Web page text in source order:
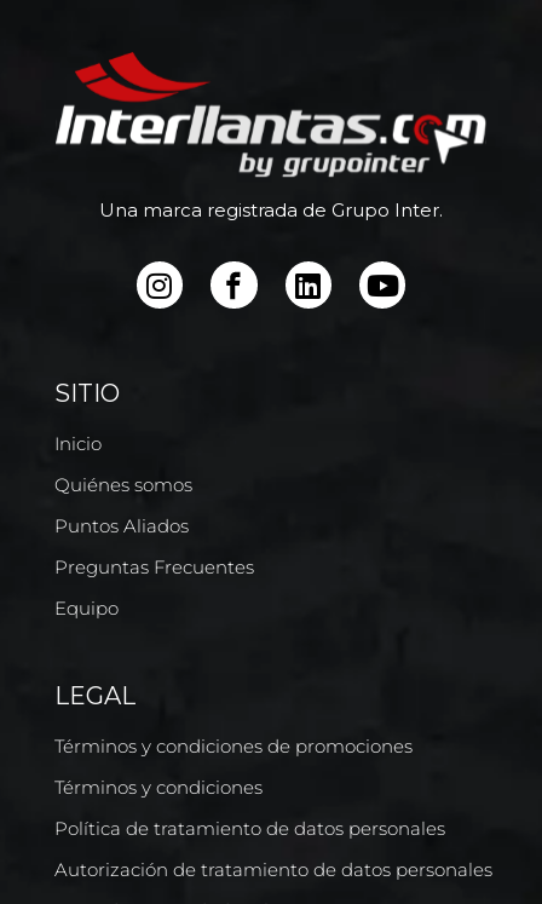
Una marca registrada de Grupo Inter.
SITIO
Inicio
Quiénes somos
Puntos Aliados
Preguntas Frecuentes
Equipo
LEGAL
Términos y condiciones de promociones
Términos y condiciones
Política de tratamiento de datos personales
Autorización de tratamiento de datos personales